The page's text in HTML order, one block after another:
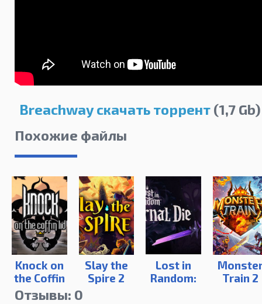
Breachway скачать торрент(1,7 Gb)
Похожие файлы
Knock on
the Coffin
Lid
Slay the
Spire 2
Lost in
Random:
Train 2
Отзывы: 0